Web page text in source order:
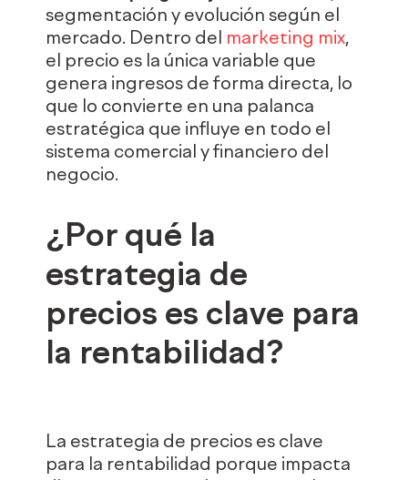
segmentación y evolución según el
mercado. Dentro del
marketing mix,
el precio es la única variable que
genera ingresos de forma directa, lo
que lo convierte en una palanca
estratégica que influye en todo el
sistema comercial y financiero del
negocio.
¿Por qué la
estrategia de
precios es clave para
la rentabilidad?
La estrategia de precios es clave
para la rentabilidad porque impacta